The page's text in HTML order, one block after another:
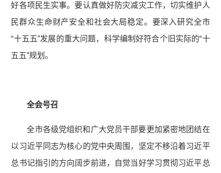
好各项民生实事。要认真做好防灾减灾工作，切实维护人
民群众生命财产安全和社会大局稳定。要深入研究全市
“十五五”发展的重大问题，科学编制好符合个旧实际的“十
五五”规划。
全会号召
全市各级党组织和广大党员干部要更加紧密地团结在
以习近平同志为核心的党中央周围，坚定不移沿着习近平
总书记指引的方向阔步前进，自觉当好学习贯彻习近平总